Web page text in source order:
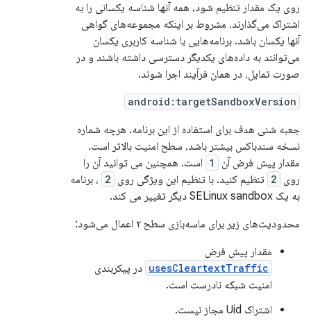
روی یک مقدار تنظیم شود، همه آنها شناسه یکسانی را به
اشتراک می‌گذارند، مشروط بر اینکه مجموعه‌های گواهی
آنها یکسان باشد. برنامه‌هایی با شناسه کاربری یکسان
می‌توانند به داده‌های یکدیگر دسترسی داشته باشند و در
صورت تمایل، در همان فرآیند اجرا شوند.
android:targetSandboxVersion
جعبه شنی هدف برای استفاده از این برنامه. هرچه شماره
نسخه سندباکس بیشتر باشد، سطح امنیت بالاتر است.
مقدار پیش فرض آن
1 است. همچنین می توانید آن را
روی 2 تنظیم کنید. با تنظیم این ویژگی روی 2 ، برنامه
به یک SELinux sandbox دیگر تغییر می کند.
محدودیت‌های زیر برای ماسه‌بازی سطح ۲ اعمال می‌شود:
مقدار پیش فرض
usesCleartextTraffic در پیکربندی
امنیت شبکه نادرست است.
اشتراک Uid مجاز نیست.